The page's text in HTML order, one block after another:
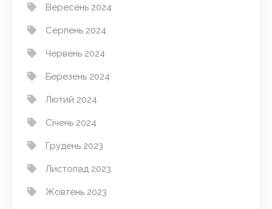
Вересень 2024
Серпень 2024
Червень 2024
Березень 2024
Лютий 2024
Січень 2024
Грудень 2023
Листопад 2023
Жовтень 2023